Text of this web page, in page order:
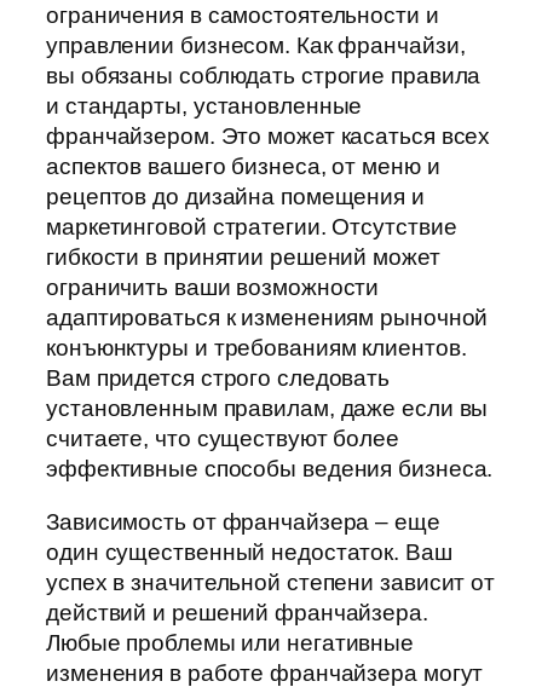
ограничения в самостоятельности и
управлении бизнесом. Как франчайзи,
вы обязаны соблюдать строгие правила
и стандарты, установленные
франчайзером. Это может касаться всех
аспектов вашего бизнеса, от меню и
рецептов до дизайна помещения и
маркетинговой стратегии. Отсутствие
гибкости в принятии решений может
ограничить ваши возможности
адаптироваться к изменениям рыночной
конъюнктуры и требованиям клиентов.
Вам придется строго следовать
установленным правилам, даже если вы
считаете, что существуют более
эффективные способы ведения бизнеса.
Зависимость от франчайзера – еще
один существенный недостаток. Ваш
успех в значительной степени зависит от
действий и решений франчайзера.
Любые проблемы или негативные
изменения в работе франчайзера могут